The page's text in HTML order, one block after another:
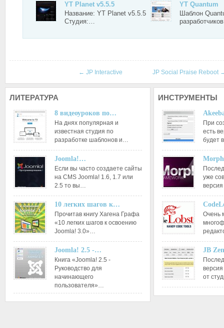
YT Planet v5.5.5
Название: YT Planet v5.5.5
Студия:…
YT Quantum
Шаблон
← JP Interactive JP Social Praise Reboot
ЛИТЕРАТУРА
8 видеоуроков по…
На днях популярная и
известная студия по
разработке шаблонов и…
Joomla!…
Если вы часто создаете сайты
на CMS Joomla! 1.6, 1.7 или
2.5 то вы…
10 легких шагов к…
Прочитав книгу Хагена Графа
«10 легких шагов к освоению
Joomla! 3.0»…
Joomla! 2.5 -…
Книга «Joomla! 2.5 -
Руководство для
начинающего
пользователя»…
ИНСТРУМЕНТЫ
При
есть
будет
уже
Очень
JB
от